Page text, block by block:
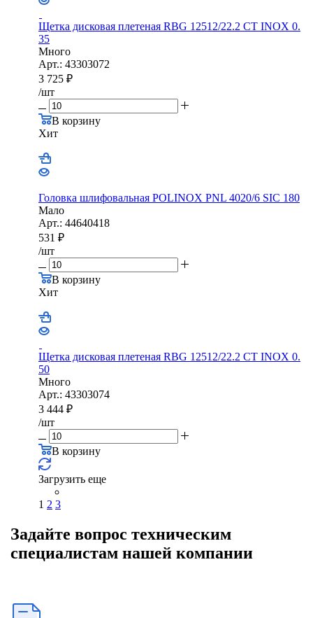
Щетка дисковая плетеная RBG 12512/22.2 CТ INOX 0.
35
Много
Арт.: 43303072
3 725 ₽
/шт
В корзину
Хит
Головка шлифовальная POLINOX PNL 4020/6 SIC 180
Мало
Арт.: 44640418
531 ₽
/шт
В корзину
Хит
Щетка дисковая плетеная RBG 12512/22.2 CТ INOX 0.
50
Много
Арт.: 43303074
3 444 ₽
/шт
В корзину
Загрузить еще
1 2 3
Задайте вопрос техническим
специалистам нашей компании